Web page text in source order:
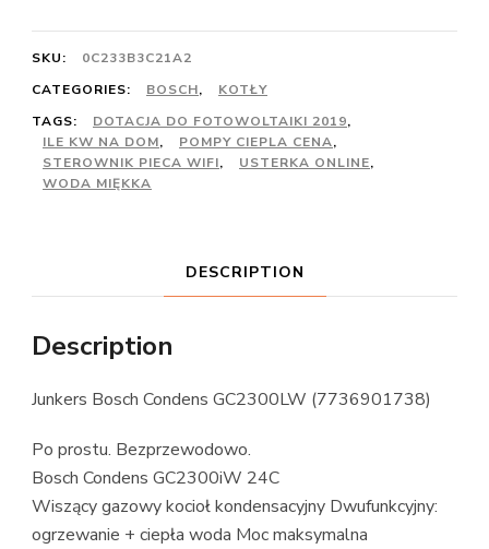
SKU:
0C233B3C21A2
CATEGORIES:
BOSCH,
KOTŁY
TAGS:
DOTACJA DO FOTOWOLTAIKI 2019,
ILE KW NA DOM, POMPY CIEPLA CENA,
STEROWNIK PIECA WIFI, USTERKA ONLINE,
WODA MIĘKKA
DESCRIPTION
Description
Junkers Bosch Condens GC2300LW (7736901738)
Po prostu. Bezprzewodowo.
Bosch Condens GC2300iW 24C
Wiszący gazowy kocioł kondensacyjny Dwufunkcyjny:
ogrzewanie + ciepła woda Moc maksymalna